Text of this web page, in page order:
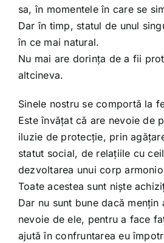
sa, în momentele în care se
Dar în timp, statul de unul
în ce mai natural.
Nu mai are dorința de a fii
altcineva.
Sinele nostru se comportă la
Este învățat că are nevoie de
iluzie de protecție, prin
statut social, de relațiile cu
dezvoltarea unui corp
Toate acestea sunt niște
Dar nu sunt bune dacă mențin
nevoie de ele, pentru a face
ajută în confruntarea eu